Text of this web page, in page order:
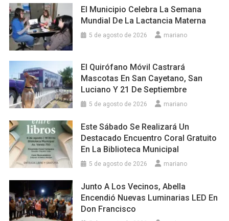
El Municipio Celebra La Semana
Mundial De La Lactancia Materna
5 de agosto de 2026 mariano
El Quirófano Móvil Castrará
Mascotas En San Cayetano, San
Luciano Y 21 De Septiembre
5 de agosto de 2026 mariano
Este Sábado Se Realizará Un
Destacado Encuentro Coral Gratuito
En La Biblioteca Municipal
5 de agosto de 2026 mariano
Junto A Los Vecinos, Abella
Encendió Nuevas Luminarias LED En
Don Francisco